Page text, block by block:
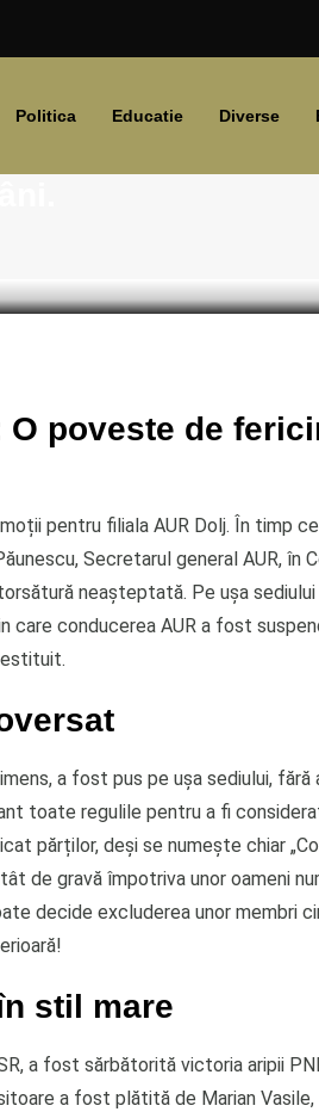
Politica Educatie Diverse
poveste de
pentru filiala AUR Dolj. În timp
Secretarul general AUR, în
neașteptată. Pe ușa sediului
care conducerea AUR a fost
a fost pus pe ușa sediului, fără
toate regulile pentru a fi
părților, deși se numește chiar
de gravă împotriva unor oameni
decide excluderea unor membri
stil mare
a fost sărbătorită victoria aripii
a fost plătită de Marian